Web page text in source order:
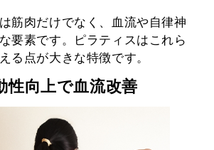
筋肉だけでなく、血流や自律神
要素です。ピラティスはこれら
る点が大きな特徴です。
性向上で血流改善